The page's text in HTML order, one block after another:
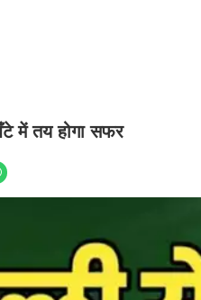
में तय होगा सफर